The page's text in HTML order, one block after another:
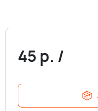
45 р. /